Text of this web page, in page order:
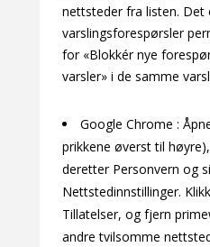
nettsteder fra listen. Det
varslingsforespørsler
for «Blokkér nye
varsler» i de samme
Google Chrome :
prikkene øverst til
deretter Personvern og
Nettstedinnstillinger.
Tillatelser, og fjern
andre tvilsomme